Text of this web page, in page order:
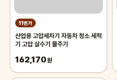
11번가
산업용 고압세차기 자동차 청소 세척
기 고압 살수기 물주기
162,170원